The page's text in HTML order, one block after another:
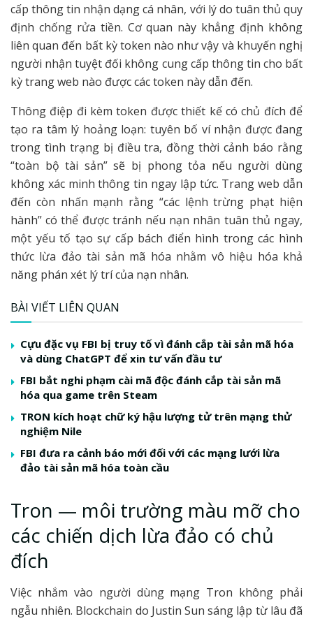
cấp thông tin nhận dạng cá nhân, với lý do tuân thủ quy
định chống rửa tiền. Cơ quan này khẳng định không
liên quan đến bất kỳ token nào như vậy và khuyến nghị
người nhận tuyệt đối không cung cấp thông tin cho bất
kỳ trang web nào được các token này dẫn đến.
Thông điệp đi kèm token được thiết kế có chủ đích để
tạo ra tâm lý hoảng loạn: tuyên bố ví nhận được đang
trong tình trạng bị điều tra, đồng thời cảnh báo rằng
“toàn bộ tài sản” sẽ bị phong tỏa nếu người dùng
không xác minh thông tin ngay lập tức. Trang web dẫn
đến còn nhấn mạnh rằng “các lệnh trừng phạt hiện
hành” có thể được tránh nếu nạn nhân tuân thủ ngay,
một yếu tố tạo sự cấp bách điển hình trong các hình
thức lừa đảo tài sản mã hóa nhằm vô hiệu hóa khả
năng phán xét lý trí của nạn nhân.
BÀI VIẾT LIÊN QUAN
Cựu đặc vụ FBI bị truy tố vì đánh cắp tài sản mã hóa
và dùng ChatGPT để xin tư vấn đầu tư
FBI bắt nghi phạm cài mã độc đánh cắp tài sản mã
hóa qua game trên Steam
TRON kích hoạt chữ ký hậu lượng tử trên mạng thử
nghiệm Nile
FBI đưa ra cảnh báo mới đối với các mạng lưới lừa
đảo tài sản mã hóa toàn cầu
Tron — môi trường màu mỡ cho
các chiến dịch lừa đảo có chủ
đích
Việc nhắm vào người dùng mạng Tron không phải
ngẫu nhiên. Blockchain do Justin Sun sáng lập từ lâu đã